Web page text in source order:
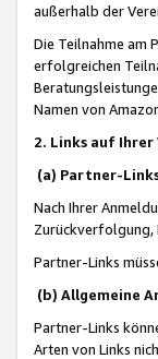
außerhalb der
Die Teilnahme am
erfolgreichen
Namen von
2. Links auf Ihrer
(a) Partner-
Nach Ihrer
Zurückverfolgung,
Partner-Links
(b) Allgemeine
Partner-Links
Arten von Links